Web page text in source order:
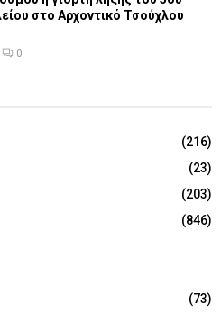
στο Αρχοντικό Τσούχλου
0
(216)
(23)
(203)
(846)
(73)